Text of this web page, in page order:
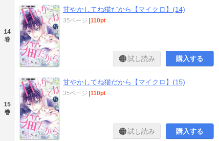
14
巻
甘やかしてね猫だから【マイクロ】(14)
35ページ 110pt
試し読み 購入する
15
巻
甘やかしてね猫だから【マイクロ】(15)
35ページ 110pt
試し読み 購入する